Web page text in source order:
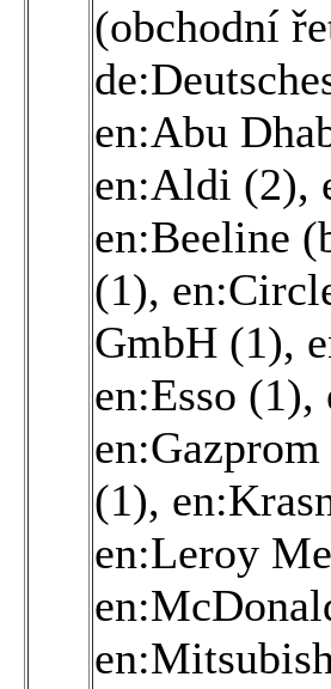
(obchodní
en:Abu
en:Aldi (2),
en:Beeline
(1),
GmbH (1),
en:Esso (1),
(1),
en:Leroy